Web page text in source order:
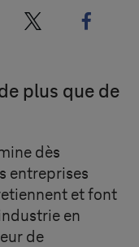
plus que de
dès
entreprises
et font
en
de